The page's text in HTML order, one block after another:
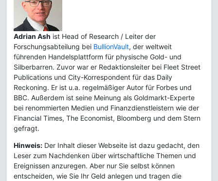
Adrian Ash ist Head of Research / Leiter der
Forschungsabteilung bei BullionVault, der weltweit
führenden Handelsplattform für physische Gold- und
Silberbarren. Zuvor war er Redaktionsleiter bei Fleet Street
Publications und City-Korrespondent für das Daily
Reckoning. Er ist u.a. regelmäßiger Autor für Forbes und
BBC. Außerdem ist seine Meinung als Goldmarkt-Experte
bei renommierten Medien und Finanzdienstleistern wie der
Financial Times, The Economist, Bloomberg und dem Stern
gefragt.
Hinweis: Der Inhalt dieser Webseite ist dazu gedacht, den
Leser zum Nachdenken über wirtschaftliche Themen und
Ereignissen anzuregen. Aber nur Sie selbst können
entscheiden, wie Sie Ihr Geld anlegen und tragen die